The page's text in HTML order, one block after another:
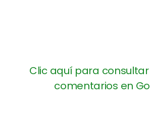
Clic aquí para
comentarios en